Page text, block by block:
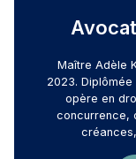
Maître Adèle
2023.
opère en
concurrence,